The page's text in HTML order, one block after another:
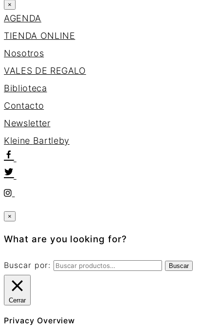
×
AGENDA
TIENDA ONLINE
Nosotros
VALES DE REGALO
Biblioteca
Contacto
Newsletter
Kleine Bartleby
×
What are you looking for?
Buscar por: Buscar
Cerrar
Privacy Overview